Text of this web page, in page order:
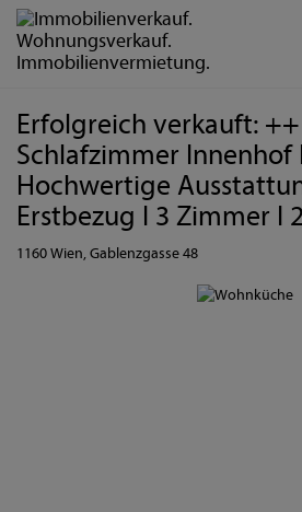
Erfolgreich verkauft:
Schlafzimmer Innenhof
Hochwertige
Erstbezug I 3 Zimmer I
1160 Wien, Gablenzgasse 48